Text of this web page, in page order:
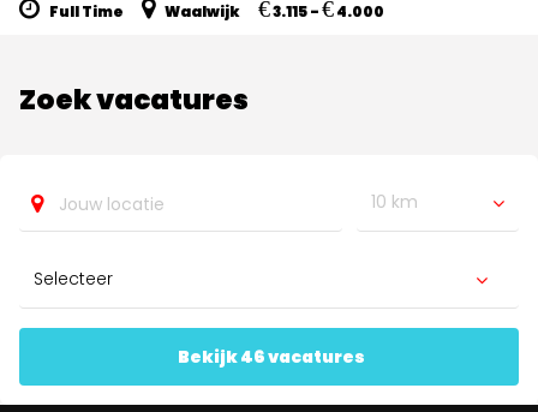
Full Time Waalwijk €3.115 -€4.000
Zoek vacatures
10 km
Bekijk 46 vacatures